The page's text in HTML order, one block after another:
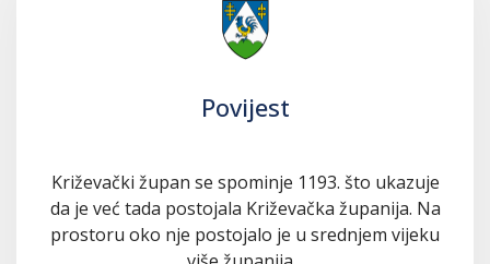
Povijest
Križevački župan se spominje 1193. što ukazuje
da je već tada postojala Križevačka županija. Na
prostoru oko nje postojalo je u srednjem vijeku